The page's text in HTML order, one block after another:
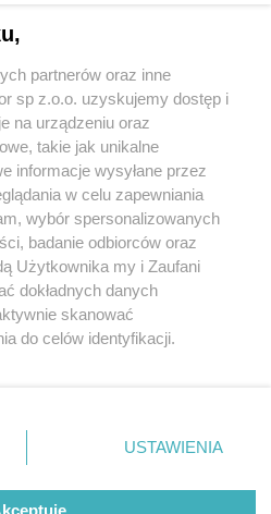
2 / 0
regulamin korzystania z portali
Skontakuj sięz nami
Kontakt
Wydawca
Redakcja
partnerów oraz inne
sp z.o.o. uzyskujemy dostęp i
na urządzeniu oraz
takie jak unikalne
informacje wysyłane przez
w celu zapewniania
wybór spersonalizowanych
badanie odbiorców oraz
Użytkownika my i Zaufani
dokładnych danych
skanować
do celów identyfikacji.
ustawień prywatności
rogu strony
nie wymagają zgody
sprzeciwić się takiemu
USTAWIENIA